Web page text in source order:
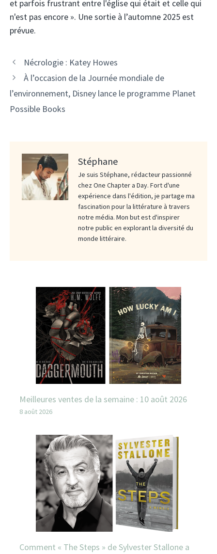
et parfois frustrant entre l'église qui était et celle qui
n'est pas encore ». Une sortie à l’automne 2025 est
prévue.
Nécrologie : Katey Howes
À l’occasion de la Journée mondiale de
l’environnement, Disney lance le programme Planet
Possible Books
Stéphane
Je suis Stéphane, rédacteur passionné
chez One Chapter a Day. Fort d'une
expérience dans l'édition, je partage ma
fascination pour la littérature à travers
notre média. Mon but est d'inspirer
notre public en explorant la diversité du
monde littéraire.
Meilleures ventes de la semaine : 10 août 2026
8 août 2026
Comment « The Steps » de Sylvester Stallone a